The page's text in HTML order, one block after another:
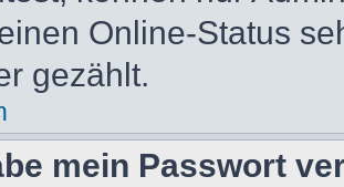
Online-Status
gezählt.
mein Passwort